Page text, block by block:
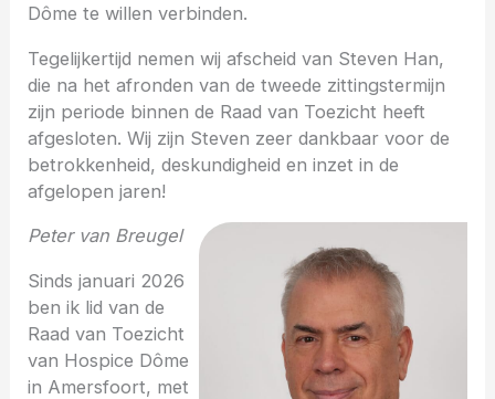
Dôme te willen verbinden.
Tegelijkertijd nemen wij afscheid van Steven Han,
die na het afronden van de tweede zittingstermijn
zijn periode binnen de Raad van Toezicht heeft
afgesloten. Wij zijn Steven zeer dankbaar voor de
betrokkenheid, deskundigheid en inzet in de
afgelopen jaren!
Peter van Breugel
Sinds januari 2026
ben ik lid van de
Raad van Toezicht
van Hospice Dôme
in Amersfoort, met